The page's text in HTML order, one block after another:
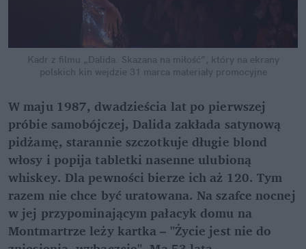
Kadr z filmu „Dalida. Skazana na miłość”, który na ekrany
polskich kin wejdzie 31 marca materiały promocyjne
W maju 1987, dwadzieścia lat po pierwszej
próbie samobójczej, Dalida zakłada satynową
pidżamę, starannie szczotkuje długie blond
włosy i popija tabletki nasenne ulubioną
whiskey. Dla pewności bierze ich aż 120. Tym
razem nie chce być uratowana. Na szafce nocnej
w jej przypominającym pałacyk domu na
Montmartrze leży kartka – "Życie jest nie do